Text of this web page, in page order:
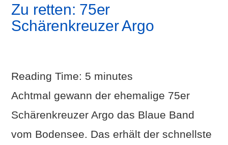
Zu retten: 75er
Schärenkreuzer Argo
Reading Time: 5 minutes
Achtmal gewann der ehemalige 75er
Schärenkreuzer Argo das Blaue Band
vom Bodensee. Das erhält der schnellste